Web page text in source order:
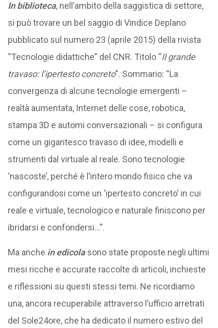
In biblioteca, nell’ambito della saggistica di settore,
si può trovare un bel saggio di Vindice Deplano
pubblicato sul numero 23 (aprile 2015) della rivista
“Tecnologie didattiche” del CNR. Titolo “Il grande
travaso: l’ipertesto concreto”. Sommario: “La
convergenza di alcune tecnologie emergenti –
realtà aumentata, Internet delle cose, robotica,
stampa 3D e automi conversazionali – si configura
come un gigantesco travaso di idee, modelli e
strumenti dal virtuale al reale. Sono tecnologie
‘nascoste’, perché è l’intero mondo fisico che va
configurandosi come un ‘ipertesto concreto’ in cui
reale e virtuale, tecnologico e naturale finiscono per
ibridarsi e confondersi…”.
Ma anche in edicolasono state proposte negli ultimi
mesi ricche e accurate raccolte di articoli, inchieste
e riflessioni su questi stessi temi. Ne ricordiamo
una, ancora recuperabile attraverso l’ufficio arretrati
del Sole24ore, che ha dedicato il numero estivo del